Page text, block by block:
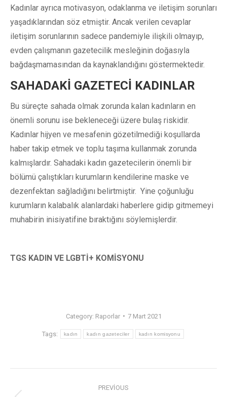
Kadınlar ayrıca motivasyon, odaklanma ve iletişim sorunları
yaşadıklarından söz etmiştir. Ancak verilen cevaplar
iletişim sorunlarının sadece pandemiyle ilişkili olmayıp,
evden çalışmanın gazetecilik mesleğinin doğasıyla
bağdaşmamasından da kaynaklandığını göstermektedir.
SAHADAKİ GAZETECİ KADINLAR
Bu süreçte sahada olmak zorunda kalan kadınların en
önemli sorunu ise bekleneceği üzere bulaş riskidir.
Kadınlar hijyen ve mesafenin gözetilmediği koşullarda
haber takip etmek ve toplu taşıma kullanmak zorunda
kalmışlardır. Sahadaki kadın gazetecilerin önemli bir
bölümü çalıştıkları kurumların kendilerine maske ve
dezenfektan sağladığını belirtmiştir. Yine çoğunluğu
kurumların kalabalık alanlardaki haberlere gidip gitmemeyi
muhabirin inisiyatifine bıraktığını söylemişlerdir.
TGS KADIN VE LGBTİ+ KOMİSYONU
Category: Raporlar 7 Mart 2021
Tags: kadın kadın gazeteciler kadın komisyonu
PREVIOUS